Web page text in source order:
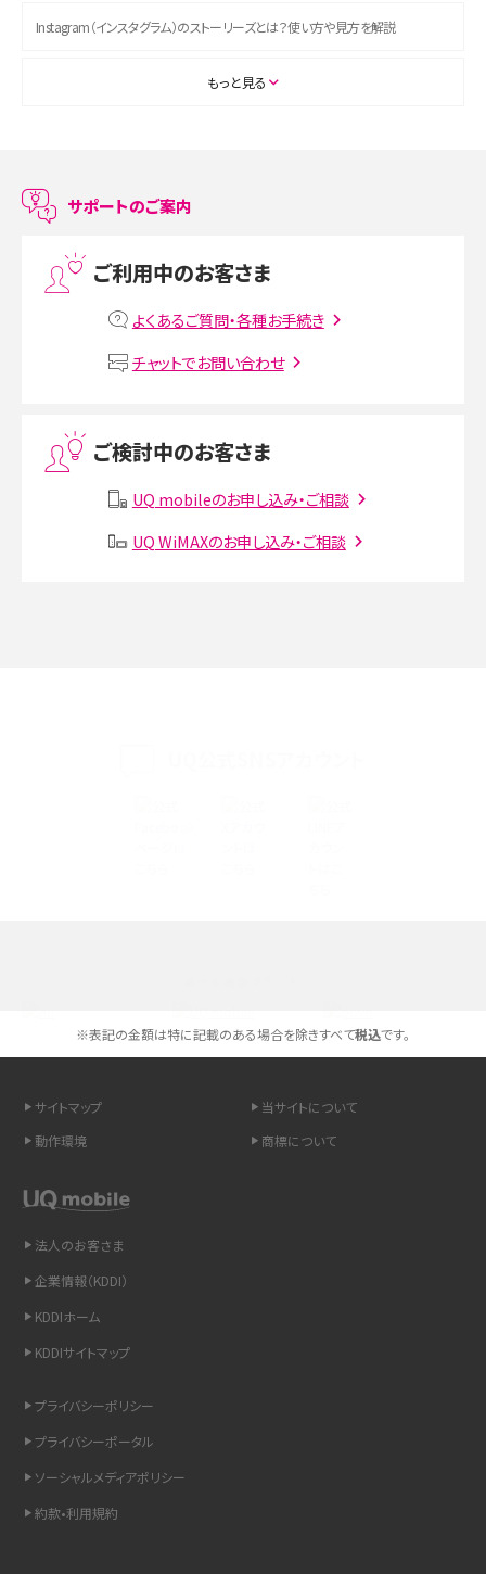
Instagram（インスタグラム）のストーリーズとは？使い方や見方を解説
ASMRとは？初心者向けの代表ジャンルや楽しみ方を解説
LINEで友だちを削除する方法は？方法ごとの影響や復活・復元する方法も解説
MNOとは？MVNOやMVNEとの違いやメリット・デメリットを解説
VPN接続とは？仕組みや必要性、メリット・デメリット、接続方法を解説
Instagram（インスタグラム）でスクショするとバレる？バレるケースや撮り方も解
SMSとは？料金やできること、注意点や届かない時の対処法を解説
高校生にスマホ制限は必要？所持率やメリット・デメリットを詳しく紹介
スマホのネット通信速度が遅い原因は？すぐできる対処法や見直すポイントを解
を解説
LINEの引き継ぎ方法は？対象データや事前準備・条件・注意点などを解説
非通知設定とは？184で電話をかける方法やiPhone・Androidの設定を解説
iCloudの使用容量を減らす9つの方法！使用状況の確認手順も紹介
リプライ機能とは？LINE、X（旧Twitter）、Instagram、TikTokで送る方法を解説
もっと見る
サポートのご案内
ご利用中のお客さま
よくあるご質問・各種お手続き
チャットでお問い合わせ
ご検討中のお客さま
UQ mobileのお申し込み・ご相談
UQ WiMAXのお申し込み・ご相談
※表記の金額は特に記載のある場合を除きすべて税込です。
サイトマップ
当サイトについて
動作環境
商標について
法人のお客さま
企業情報（KDDI）
KDDIホーム
KDDIサイトマップ
プライバシーポリシー
プライバシーポータル
ソーシャルメディアポリシー
約款•利用規約